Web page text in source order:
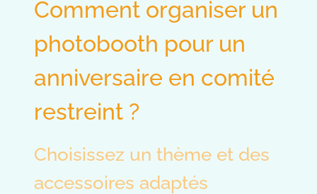
Comment organiser un
photobooth pour un
anniversaire en comité
restreint ?
Choisissez un thème et des
accessoires adaptés